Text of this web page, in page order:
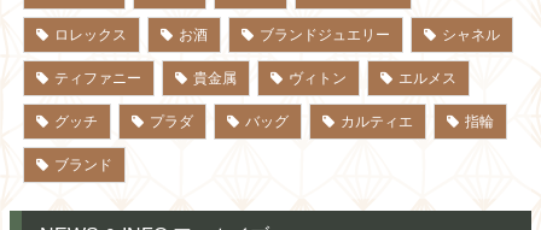
ロレックス お酒 ブランドジュエリー シャネル
ティファニー 貴金属 ヴィトン エルメス
グッチ プラダ バッグ カルティエ 指輪
ブランド